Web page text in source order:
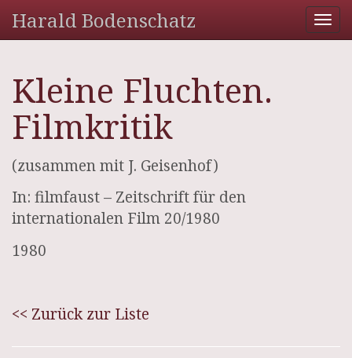
Harald Bodenschatz
Kleine Fluchten.
Filmkritik
(zusammen mit J. Geisenhof)
In: filmfaust – Zeitschrift für den
internationalen Film 20/1980
1980
<< Zurück zur Liste